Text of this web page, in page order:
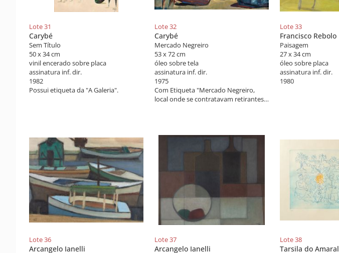
Lote 31
Carybé
Sem Título
50 x 34 cm
vinil encerado sobre placa
assinatura inf. dir.
1982
Possui etiqueta da "A Galeria".
Lote 32
Carybé
Mercado Negreiro
53 x 72 cm
óleo sobre tela
assinatura inf. dir.
1975
Com Etiqueta "Mercado Negreiro,
local onde se contratavam retirantes,
exposição retrospectiva do artista "O
mítico de Hector Julio Paride Bernabó:
Afro Brasil-Petrobras, 2006), pág. 141
Carybé" (São Paulo: Imprensa Oficial,
2009), pág. 34-35
Lote 33
Francisco Rebolo
Paisagem
27 x 34 cm
óleo sobre placa
assinatura inf. dir.
1980
Lote 36
Arcangelo Ianelli
Lote 37
Arcangelo Ianelli
Lote 38
Tarsila do Amaral